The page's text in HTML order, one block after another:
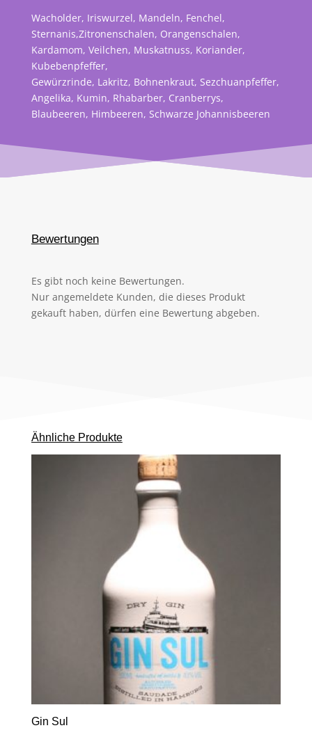
Wacholder, Iriswurzel, Mandeln, Fenchel,
Sternanis,Zitronenschalen, Orangenschalen,
Kardamom, Veilchen, Muskatnuss, Koriander,
Kubebenpfeffer,
Gewürzrinde, Lakritz, Bohnenkraut, Sezchuanpfeffer,
Angelika, Kumin, Rhabarber, Cranberrys,
Blaubeeren, Himbeeren, Schwarze Johannisbeeren
Bewertungen
Es gibt noch keine Bewertungen.
Nur angemeldete Kunden, die dieses Produkt
gekauft haben, dürfen eine Bewertung abgeben.
Ähnliche Produkte
Gin Sul